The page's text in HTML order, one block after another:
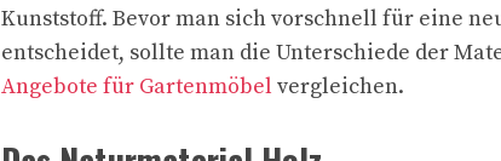
Kunststoff. Bevor man sich vorschnell für eine
entscheidet, sollte man die Unterschiede der
Angebote für Gartenmöbel vergleichen.